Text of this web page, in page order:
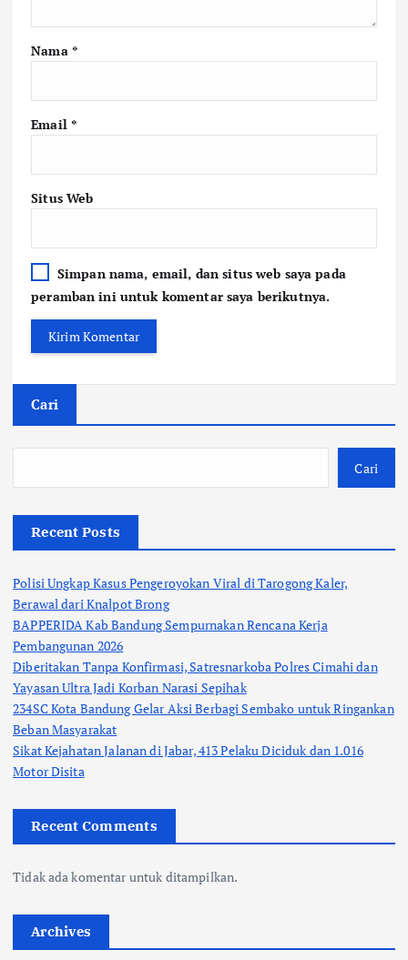
Nama *
Email *
Situs Web
Simpan nama, email, dan situs web saya pada
peramban ini untuk komentar saya berikutnya.
Cari
Cari
Recent Posts
Polisi Ungkap Kasus Pengeroyokan Viral di Tarogong Kaler,
Berawal dari Knalpot Brong
BAPPERIDA Kab Bandung Sempurnakan Rencana Kerja
Pembangunan 2026
Diberitakan Tanpa Konfirmasi, Satresnarkoba Polres Cimahi dan
Yayasan Ultra Jadi Korban Narasi Sepihak
234SC Kota Bandung Gelar Aksi Berbagi Sembako untuk Ringankan
Beban Masyarakat
Sikat Kejahatan Jalanan di Jabar, 413 Pelaku Diciduk dan 1.016
Motor Disita
Recent Comments
Tidak ada komentar untuk ditampilkan.
Archives